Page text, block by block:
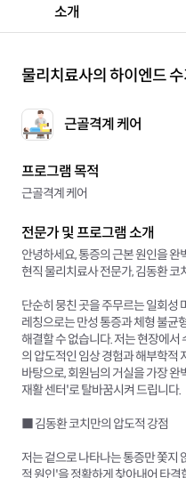
소개
물리치료사의 하이엔드 수
근골격계 케어
프로그램 목적
근골격계 케어
전문가 및 프로그램 소개
안녕하세요, 통증의 근본 원인을 완
현직 물리치료사 전문가, 김동환 코
단순히 뭉친 곳을 주무르는 일회성
레칭으로는 만성 통증과 체형 불균
해결할 수 없습니다. 저는 현장에
의 압도적인 임상 경험과 해부학적
바탕으로, 회원님의 거실을 가장
재활 센터'로 탈바꿈시켜 드립니다.
■ 김동환 코치만의 압도적 강점
저는 겉으로 나타나는 통증만 쫓지
적 원인'을 정확하게 찾아내어 타격